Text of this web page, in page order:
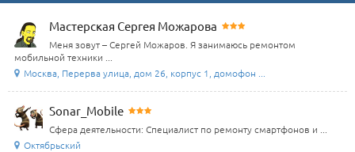
Мастерская Сергея Можарова
Меня зовут – Сергей Можаров. Я занимаюсь ремонтом
мобильной техники ...
Москва, Перерва улица, дом 26, корпус 1, домофон ...
Sonar_Mobile
Сфера деятельности: Специалист по ремонту смартфонов и ...
Октябрьский